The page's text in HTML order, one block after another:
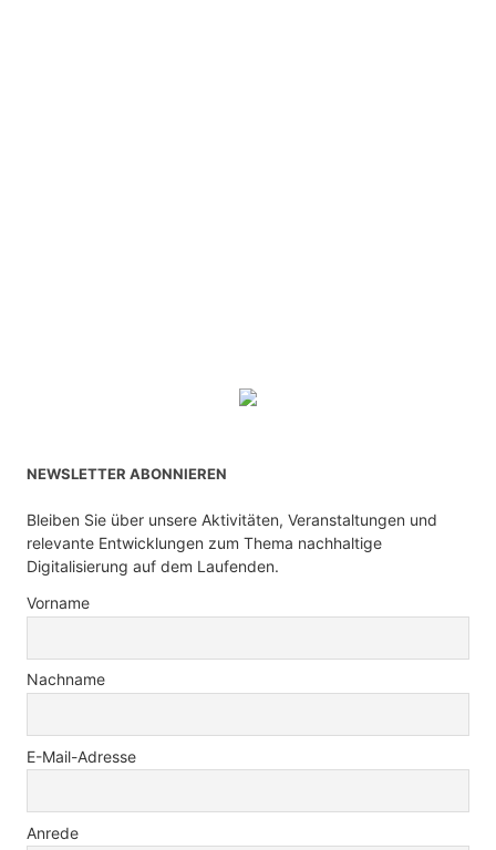
NEWSLETTER ABONNIEREN
Bleiben Sie über unsere Aktivitäten, Veranstaltungen und
relevante Entwicklungen zum Thema nachhaltige
Digitalisierung auf dem Laufenden.
Vorname
Nachname
E-Mail-Adresse
Anrede